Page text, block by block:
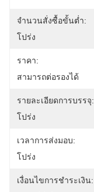
จำนวนสั่งซื้อขั้นต่ำ:
โปร่ง
ราคา:
สามารถต่อรองได้
รายละเอียดการบรรจุ:
โปร่ง
เวลาการส่งมอบ:
โปร่ง
เงื่อนไขการชำระเงิน: